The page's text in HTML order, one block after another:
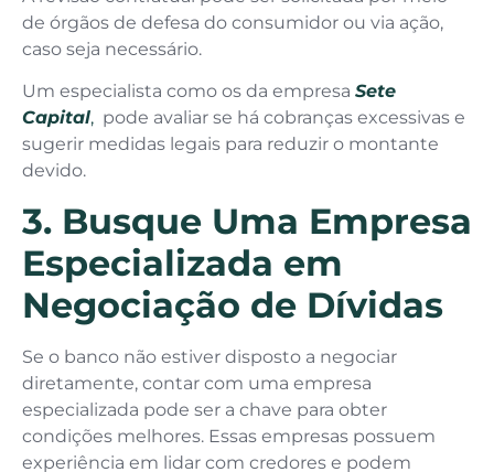
de órgãos de defesa do consumidor ou via ação,
caso seja necessário.
Um especialista como os da empresa Sete
Capital, pode avaliar se há cobranças excessivas e
sugerir medidas legais para reduzir o montante
devido.
3. Busque Uma Empresa
Especializada em
Negociação de Dívidas
Se o banco não estiver disposto a negociar
diretamente, contar com uma empresa
especializada pode ser a chave para obter
condições melhores. Essas empresas possuem
experiência em lidar com credores e podem